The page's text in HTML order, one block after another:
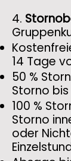
4.
14 Tage
50 %
Storno
100 %
Storno
oder